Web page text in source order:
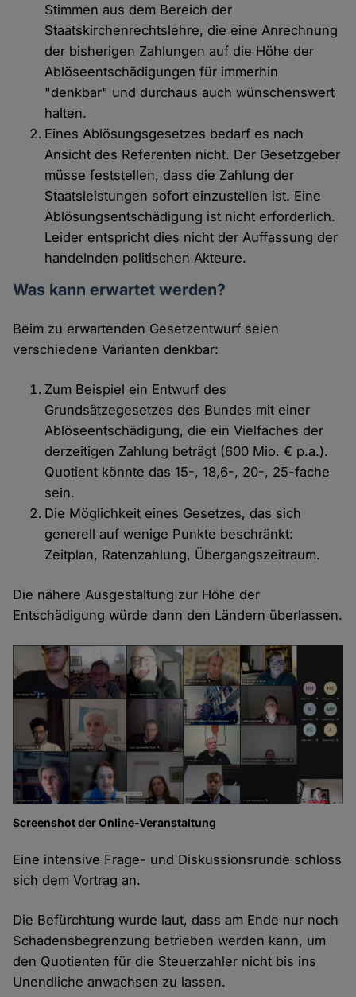
Stimmen aus dem Bereich der
Staatskirchenrechtslehre, die eine Anrechnung
der bisherigen Zahlungen auf die Höhe der
Ablöseentschädigungen für immerhin
"denkbar" und durchaus auch wünschenswert
halten.
Eines Ablösungsgesetzes bedarf es nach
Ansicht des Referenten nicht. Der Gesetzgeber
müsse feststellen, dass die Zahlung der
Staatsleistungen sofort einzustellen ist. Eine
Ablösungsentschädigung ist nicht erforderlich.
Leider entspricht dies nicht der Auffassung der
handelnden politischen Akteure.
Was kann erwartet werden?
Beim zu erwartenden Gesetzentwurf seien
verschiedene Varianten denkbar:
Zum Beispiel ein Entwurf des
Grundsätzegesetzes des Bundes mit einer
Ablöseentschädigung, die ein Vielfaches der
derzeitigen Zahlung beträgt (600 Mio. € p.a.).
Quotient könnte das 15-, 18,6-, 20-, 25-fache
sein.
Die Möglichkeit eines Gesetzes, das sich
generell auf wenige Punkte beschränkt:
Zeitplan, Ratenzahlung, Übergangszeitraum.
Die nähere Ausgestaltung zur Höhe der
Entschädigung würde dann den Ländern überlassen.
Screenshot der Online-Veranstaltung
Eine intensive Frage- und Diskussionsrunde schloss
sich dem Vortrag an.
Die Befürchtung wurde laut, dass am Ende nur noch
Schadensbegrenzung betrieben werden kann, um
den Quotienten für die Steuerzahler nicht bis ins
Unendliche anwachsen zu lassen.